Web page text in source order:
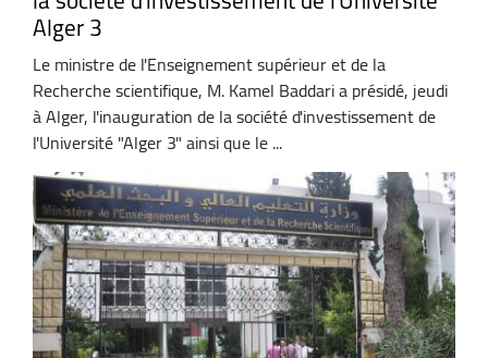
Alger 3
Le ministre de l'Enseignement supérieur et de la
Recherche scientifique, M. Kamel Baddari a présidé, jeudi
à Alger, l'inauguration de la société d'investissement de
l'Université "Alger 3" ainsi que le ...